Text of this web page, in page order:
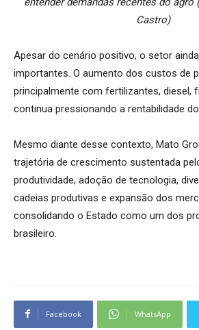
Castro)
Apesar do cenário positivo, o setor
importantes. O aumento dos custos de
principalmente com fertilizantes, diesel,
continua pressionando a rentabilidade
Mesmo diante desse contexto, Mato
trajetória de crescimento sustentada
produtividade, adoção de tecnologia,
cadeias produtivas e expansão dos
consolidando o Estado como um dos
brasileiro.
Facebook WhatsApp